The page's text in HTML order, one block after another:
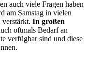
auch viele Fragen haben
am Samstag in vielen
verstärkt. In großen
oftmals Bedarf an
verfügbar sind und diese